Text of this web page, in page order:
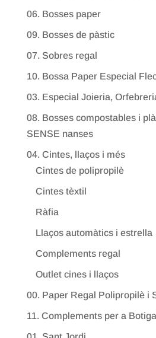
06. Bosses paper
09. Bosses de pàstic
07. Sobres regal
10. Bossa Paper Especial
03. Especial Joieria,
08. Bosses compostables i
SENSE nanses
04. Cintes, llaços i més
Cintes de polipropilè
Cintes tèxtil
Ràfia
Llaços automàtics i estrella
Complements regal
Outlet cines i llaços
00. Paper Regal Polipropilè i
11. Complements per a Botiga